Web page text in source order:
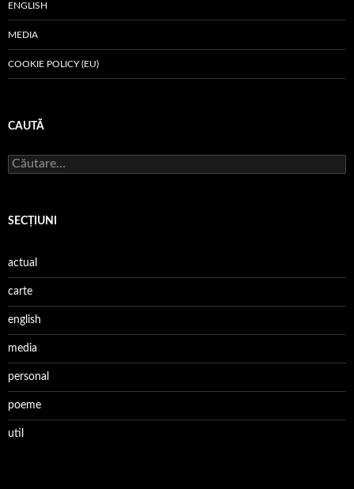
ENGLISH
MEDIA
COOKIE POLICY (EU)
CAUTĂ
Caută
după:
SECŢIUNI
actual
carte
english
media
personal
poeme
util